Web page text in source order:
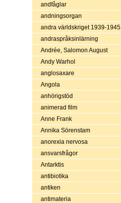
andfåglar
andningsorgan
andra världskriget 1939-1945
andraspråksinlärning
Andrée, Salomon August
Andy Warhol
anglosaxare
Angola
anhörigstöd
animerad film
Anne Frank
Annika Sörenstam
anorexia nervosa
ansvarsfrågor
Antarktis
antibiotika
antiken
antimateria